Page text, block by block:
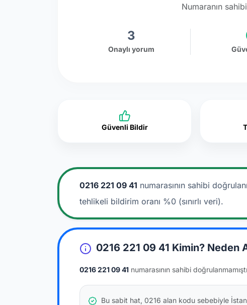
Numaranın
3
Onaylı yorum
Güvenli Bildir
0216 221 09 41 numarasının sahibi
tehlikeli bildirim oranı %0 (sınırlı veri).
0216 221 09 41 Kimin? Neden
0216 221 09 41 numarasının sahibi
Bu sabit hat, 0216 alan kodu sebebiyle